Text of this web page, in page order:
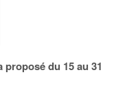
du 15 au 31